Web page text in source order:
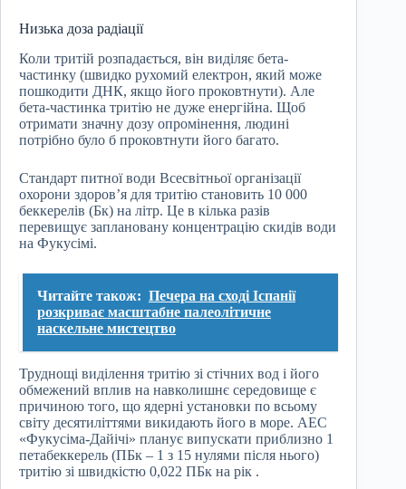
Низька доза радіації
Коли тритій розпадається, він виділяє бета-
частинку (швидко рухомий електрон, який може
пошкодити ДНК, якщо його проковтнути). Але
бета-частинка тритію не дуже енергійна. Щоб
отримати значну дозу опромінення, людині
потрібно було б проковтнути його багато.
Стандарт питної води Всесвітньої організації
охорони здоров’я для тритію становить 10 000
беккерелів (Бк) на літр. Це в кілька разів
перевищує заплановану концентрацію скидів води
на Фукусімі.
Читайте також: Печера на сході Іспанії
розкриває масштабне палеолітичне
наскельне мистецтво
Труднощі виділення тритію зі стічних вод і його
обмежений вплив на навколишнє середовище є
причиною того, що ядерні установки по всьому
світу десятиліттями викидають його в море. АЕС
«Фукусіма-Дайічі» планує випускати приблизно 1
петабеккерель (ПБк – 1 з 15 нулями після нього)
тритію зі швидкістю 0,022 ПБк на рік .